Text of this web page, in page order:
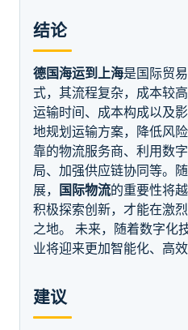
结论
德国海运到上海是国际贸
式，其流程复杂，成本较
运输时间、成本构成以及
地规划运输方案，降低风
靠的物流服务商、利用数
局、加强供应链协同等。
展， 国际物流的重要性将
积极探索创新，才能在激
之地。 未来，随着数字化
业将迎来更加智能化、高
建议